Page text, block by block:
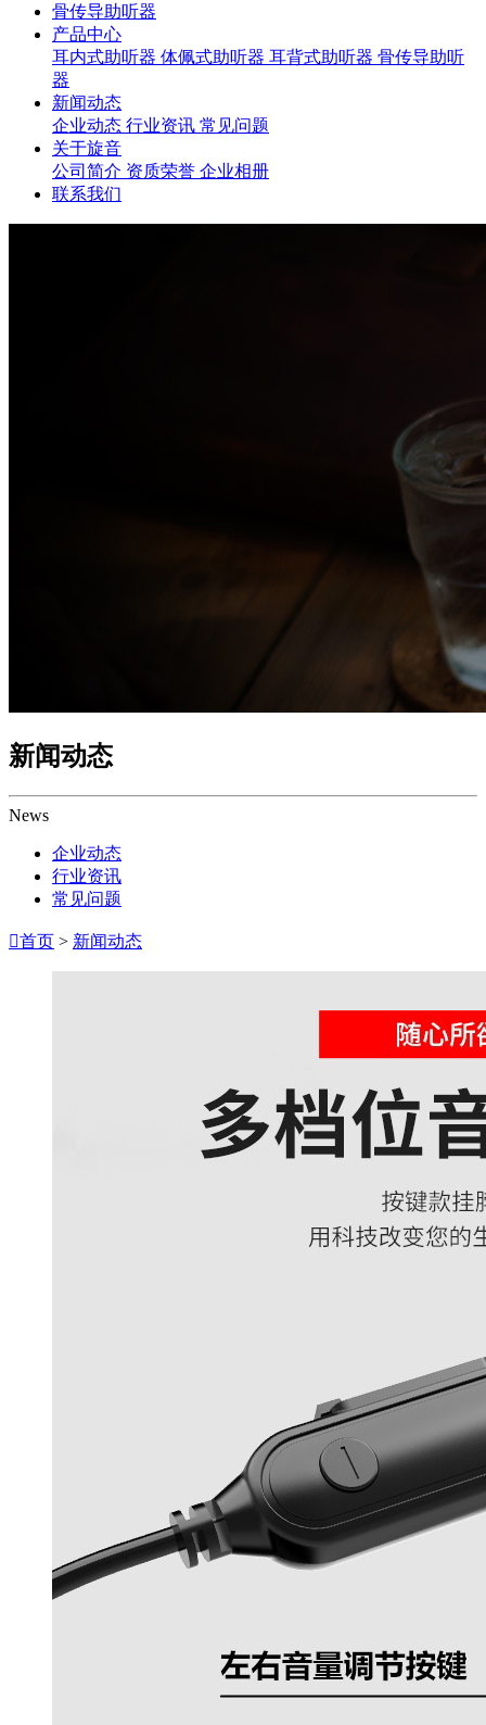
骨传导助听器
产品中心
耳内式助听器 体佩式助听器 耳背式助听器 骨传导助听
器
新闻动态
企业动态 行业资讯 常见问题
关于旋音
公司简介 资质荣誉 企业相册
联系我们
新闻动态
News
企业动态
行业资讯
常见问题
首页 > 新闻动态